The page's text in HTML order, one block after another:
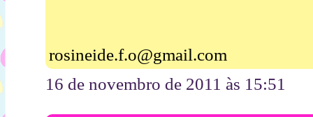
rosineide.f.o@gmail.com
16 de novembro de 2011 às 15:51